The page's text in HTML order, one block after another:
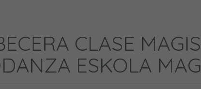
CLASE
ESKOLA